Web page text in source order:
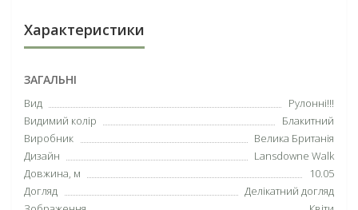
Характеристики
ЗАГАЛЬНІ
Вид
Рулонні!!!
Видимий колір
Блакитний
Виробник
Велика Британія
Дизайн
Lansdowne Walk
Довжина, м
10.05
Догляд
Делікатний догляд